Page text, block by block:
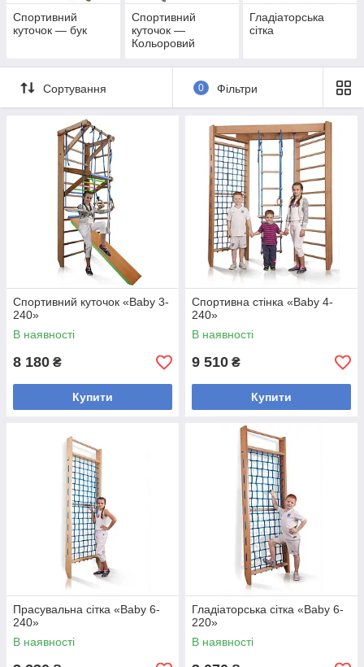
Спортивний
куточок — бук
Спортивний
куточок —
Кольоровий
Гладіаторська
сітка
Сортування 0 Фільтри
Спортивний куточок «Baby 3-
240»
В наявності
8 180 ₴
Купити
Спортивна стінка «Baby 4-
240»
В наявності
9 510 ₴
Купити
Прасувальна сітка «Baby 6-
240»
В наявності
Гладіаторська сітка «Baby 6-
220»
В наявності